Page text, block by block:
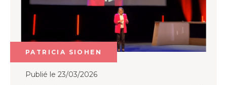
PATRICIA SIOHEN
Publié le 23/03/2026